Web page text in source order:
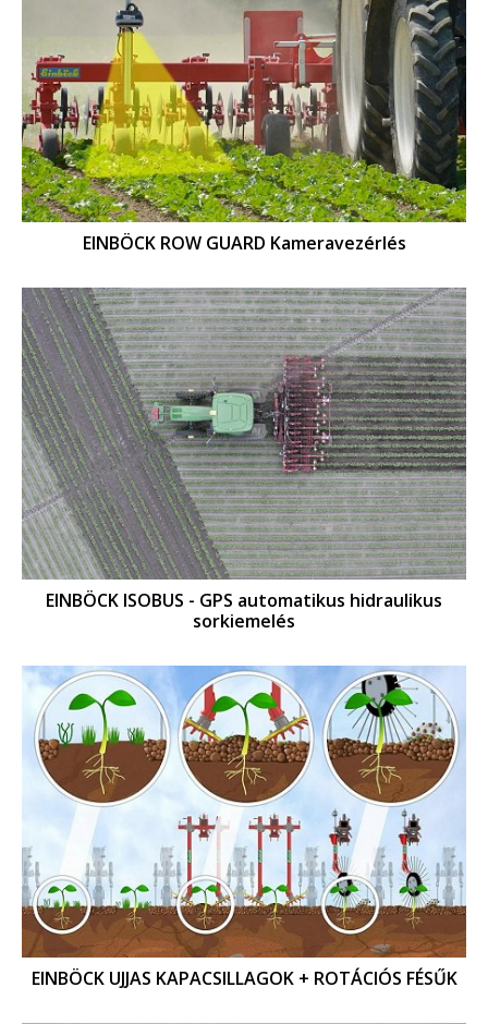
EINBÖCK ROW GUARD Kameravezérlés
EINBÖCK ISOBUS - GPS automatikus hidraulikus
sorkiemelés
EINBÖCK UJJAS KAPACSILLAGOK + ROTÁCIÓS FÉSŰK